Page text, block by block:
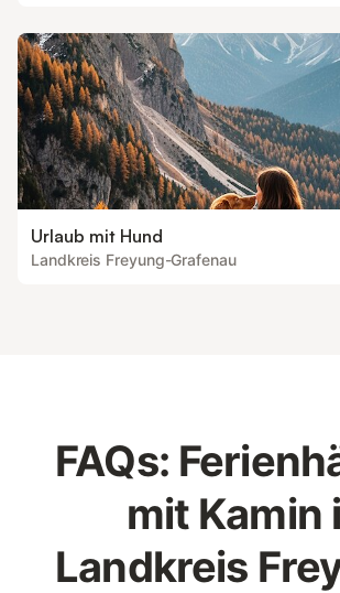
Urlaub mit Hund
Landkreis Freyung-Grafenau
FAQs:
mit Kamin
Landkreis